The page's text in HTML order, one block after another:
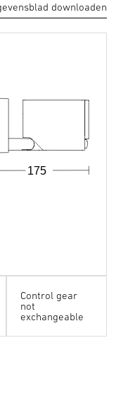
downloaden
175
Control gear
not
exchangeable